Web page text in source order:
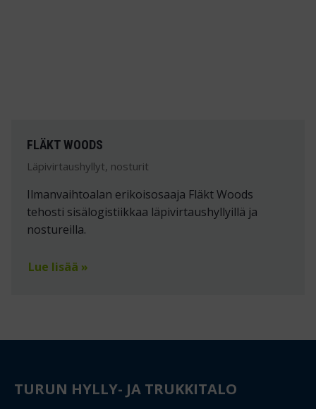
FLÄKT WOODS
Läpivirtaushyllyt, nosturit
Ilmanvaihtoalan erikoisosaaja Fläkt Woods
tehosti sisälogistiikkaa läpivirtaushyllyillä ja
nostureilla.
Lue lisää »
TURUN HYLLY- JA TRUKKITALO